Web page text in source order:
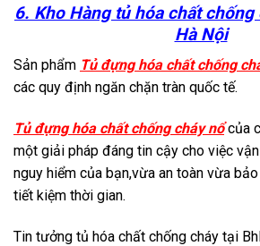
6. Kho Hàng tủ hóa chất chống
Hà Nội
Sản phẩm Tủ đựng hóa chất chống
các quy định ngăn chặn tràn quốc tế.
Tủ đựng hóa chất chống cháy nổcủa
một giải pháp đáng tin cậy cho việc
nguy hiểm của bạn,vừa an toàn vừa
tiết kiệm thời gian.
Tin tưởng tủ hóa chất chống cháy tại